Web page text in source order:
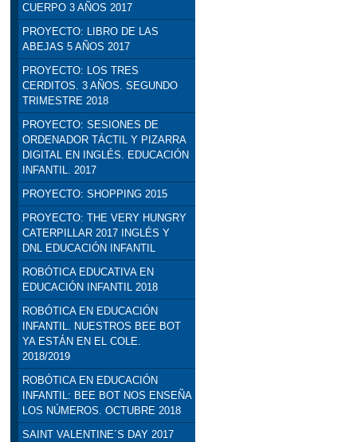
CUERPO 3 AÑOS 2017
PROYECTO: LIBRO DE LAS
ABEJAS 5 AÑOS 2017
PROYECTO: LOS TRES
CERDITOS. 3 AÑOS. SEGUNDO
TRIMESTRE 2018
PROYECTO: SESIONES DE
ORDENADOR TÁCTIL Y PIZARRA
DIGITAL EN INGLÉS. EDUCACIÓN
INFANTIL. 2017
PROYECTO: SHOPPING 2015
PROYECTO: THE VERY HUNGRY
CATERPILLAR 2017 INGLÉS Y
DNL EDUCACIÓN INFANTIL
ROBÓTICA EDUCATIVA EN
EDUCACIÓN INFANTIL 2018
ROBÓTICA EN EDUCACIÓN
INFANTIL. NUESTROS BEE BOT
YA ESTÁN EN EL COLE.
2018/2019
ROBÓTICA EN EDUCACIÓN
INFANTIL: BEE BOT NOS ENSEÑA
LOS NÚMEROS. OCTUBRE 2018
SAINT VALENTINE´S DAY 2017